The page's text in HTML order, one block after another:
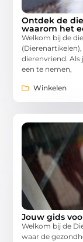
Ontdek de
waarom het
Welkom bij de
dierenvriend.
een te nemen,
Winkelen
Jouw gids
Welkom bij de
waar de